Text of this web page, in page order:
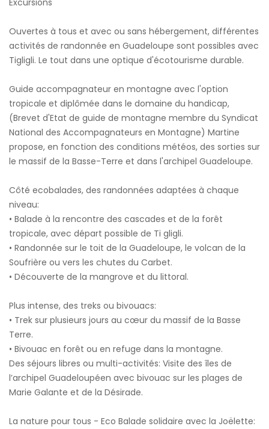
Excursions
Ouvertes à tous et avec ou sans hébergement, différentes
activités de randonnée en Guadeloupe sont possibles avec
Tigligli. Le tout dans une optique d'écotourisme durable.
Guide accompagnateur en montagne avec l'option
tropicale et diplômée dans le domaine du handicap,
(Brevet d'Etat de guide de montagne membre du Syndicat
National des Accompagnateurs en Montagne) Martine
propose, en fonction des conditions météos, des sorties sur
le massif de la Basse-Terre et dans l'archipel Guadeloupe.
Côté ecobalades, des randonnées adaptées à chaque
niveau:
• Balade à la rencontre des cascades et de la forêt
tropicale, avec départ possible de Ti gligli.
• Randonnée sur le toit de la Guadeloupe, le volcan de la
Soufrière ou vers les chutes du Carbet.
• Découverte de la mangrove et du littoral.
Plus intense, des treks ou bivouacs:
• Trek sur plusieurs jours au cœur du massif de la Basse
Terre.
• Bivouac en forêt ou en refuge dans la montagne.
Des séjours libres ou multi-activités: Visite des îles de
l’archipel Guadeloupéen avec bivouac sur les plages de
Marie Galante et de la Désirade.
La nature pour tous - Eco Balade solidaire avec la Joëlette: